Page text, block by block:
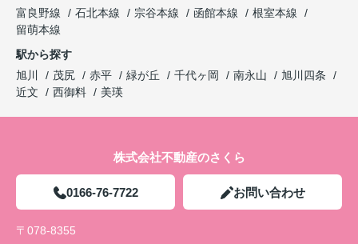
富良野線
石北本線 宗谷本線 函館本線
根室本線
留萌本線
駅から探す
旭川
茂尻 赤平 緑が丘 千代ヶ岡 南永山
旭川四条
近文
西御料 美瑛
株式会社不動産のさくら
0166-76-7722 お問い合わせ
〒078-8355